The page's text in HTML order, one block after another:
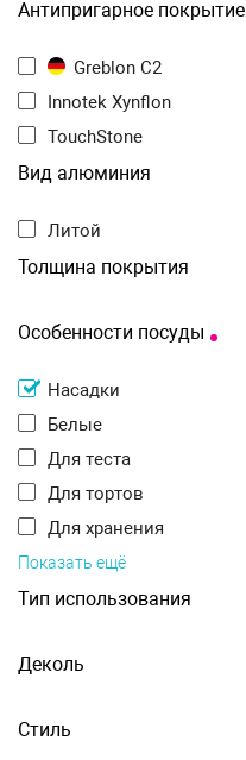
Антипригарное покрытие
Greblon C2
Innotek Xynflon
TouchStone
Вид алюминия
Литой
Толщина покрытия
Особенности посуды
Насадки
Белые
Для теста
Для тортов
Для хранения
Показать ещё
Тип использования
Деколь
Стиль